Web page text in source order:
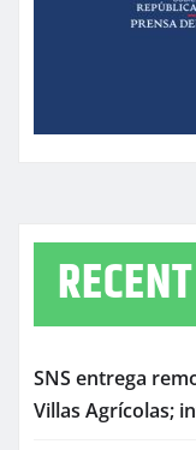
SNS entrega
Villas Agrícolas;